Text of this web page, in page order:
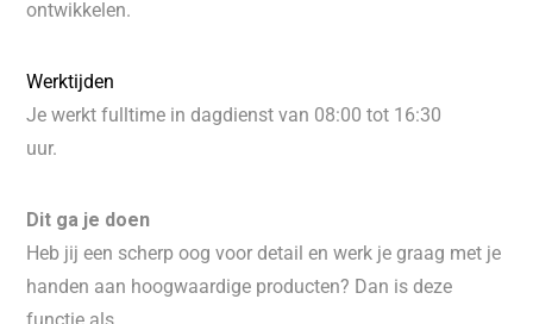
ontwikkelen.
Werktijden
Je werkt fulltime in dagdienst van 08:00 tot 16:30
uur.
Dit ga je doen
Heb jij een scherp oog voor detail en werk je graag met je
handen aan hoogwaardige producten? Dan is deze